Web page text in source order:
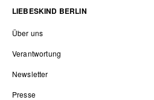
LIEBESKIND BERLIN
Über uns
Verantwortung
Newsletter
Presse